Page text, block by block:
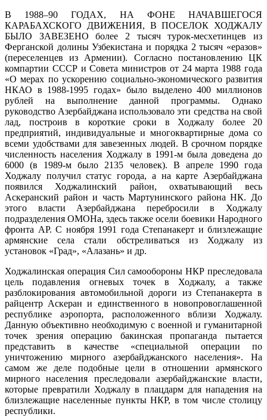
В 1988–90 ГОДАХ, НА ФОНЕ НАЧАВШЕГОСЯ
КАРАБАХСКОГО ДВИЖЕНИЯ, В ПОСЕЛОК ХОДЖАЛУ
БЫЛО ЗАВЕЗЕНО более 2 тысяч турок-месхетинцев из
Ферганской долины Узбекистана и порядка 2 тысяч «еразов»
(переселенцев из Армении). Согласно постановлению ЦК
компартии СССР и Совета министров от 24 марта 1988 года
«О мерах по ускорению социально-экономического развития
НКАО в 1988-1995 годах» было выделено 400 миллионов
рублей на выполнение данной программы. Однако
руководство Азербайджана использовало эти средства на свой
лад, построив в короткие сроки в Ходжалу более 20
предприятий, индивидуальные и многоквартирные дома со
всеми удобствами для завезенных людей. В срочном порядке
численность населения Ходжалу в 1991-м была доведена до
6000 (в 1989-м было 2135 человек). В апреле 1990 года
Ходжалу получил статус города, а на карте Азербайджана
появился Ходжалинский район, охватывающий весь
Аскеранский район и часть Мартунинского района НК. До
этого власти Азербайджана перебросили в Ходжалу
подразделения ОМОНа, здесь также осели боевики Народного
фронта АР. C ноября 1991 года Степанакерт и близлежащие
армянские села стали обстреливаться из Ходжалу из
установок «Град», «Алазань» и др.
Ходжалинская операция Сил самообороны НКР преследовала
цель подавления огневых точек в Ходжалу, а также
разблокирования автомобильной дороги из Степанакерта в
райцентр Аскеран и единственного в новопровоглашенной
республике аэропорта, расположенного вблизи Ходжалу.
Данную объективно необходимую с военной и гуманитарной
точек зрения операцию бакинская пропаганда пытается
представить в качестве «специальной операции по
уничтожению мирного азербайджанского населения». На
самом же деле подобные цели в отношении армянского
мирного населения преследовали азербайджанские власти,
которые превратили Ходжалу в плацдарм для нападения на
близлежащие населенные пункты НКР, в том числе столицу
республики.